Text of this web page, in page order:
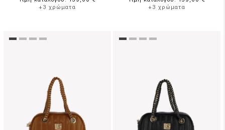
+3 χρώματα
+3 χρώματα